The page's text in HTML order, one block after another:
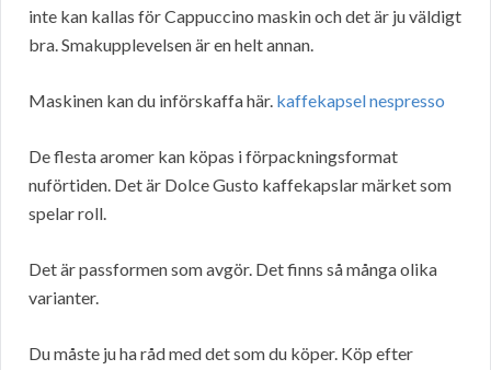
inte kan kallas för Cappuccino maskin och det är ju väldigt
bra. Smakupplevelsen är en helt annan.
Maskinen kan du införskaffa här. kaffekapsel nespresso
De flesta aromer kan köpas i förpackningsformat
nuförtiden. Det är Dolce Gusto kaffekapslar märket som
spelar roll.
Det är passformen som avgör. Det finns så många olika
varianter.
Du måste ju ha råd med det som du köper. Köp efter